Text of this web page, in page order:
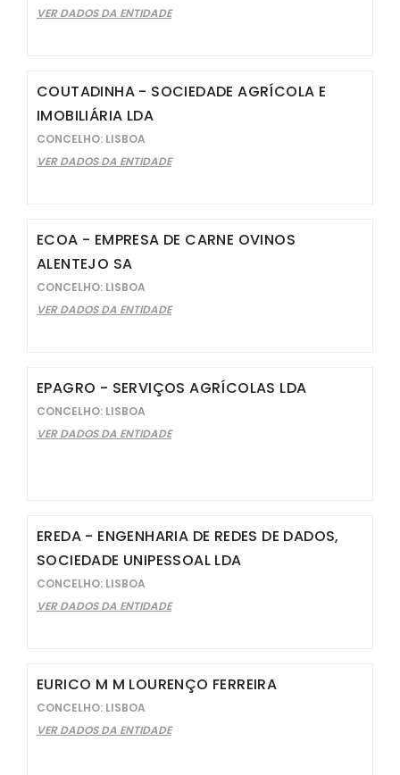
VER DADOS DA ENTIDADE
COUTADINHA - SOCIEDADE AGRÍCOLA E
IMOBILIÁRIA LDA
CONCELHO: LISBOA
VER DADOS DA ENTIDADE
ECOA - EMPRESA DE CARNE OVINOS
ALENTEJO SA
CONCELHO: LISBOA
VER DADOS DA ENTIDADE
EPAGRO - SERVIÇOS AGRÍCOLAS LDA
CONCELHO: LISBOA
VER DADOS DA ENTIDADE
EREDA - ENGENHARIA DE REDES DE DADOS,
SOCIEDADE UNIPESSOAL LDA
CONCELHO: LISBOA
VER DADOS DA ENTIDADE
EURICO M M LOURENÇO FERREIRA
CONCELHO: LISBOA
VER DADOS DA ENTIDADE